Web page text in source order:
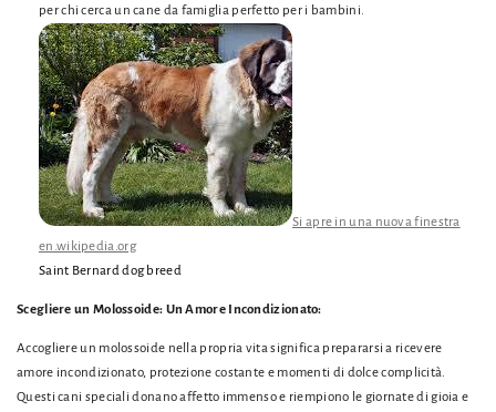
per chi cerca un cane da famiglia perfetto per i bambini.
Si apre in una nuova finestra
en.wikipedia.org
Saint Bernard dog breed
Scegliere un Molossoide: Un Amore Incondizionato:
Accogliere un molossoide nella propria vita significa prepararsi a ricevere
amore incondizionato, protezione costante e momenti di dolce complicità.
Questi cani speciali donano affetto immenso e riempiono le giornate di gioia e